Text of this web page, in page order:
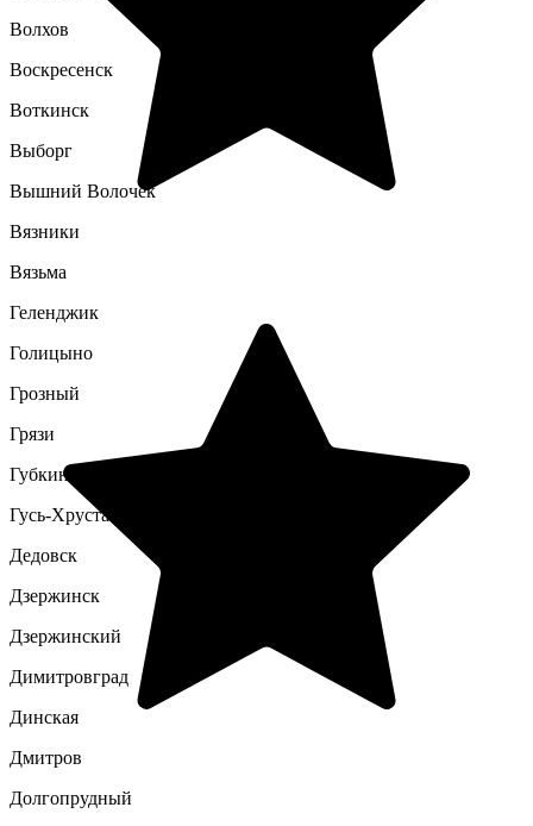
Волхов
Воскресенск
Воткинск
Выборг
Вышний Волочек
Вязники
Вязьма
Геленджик
Голицыно
Грозный
Грязи
Губкин
Гусь-Хрустальный
Дедовск
Дзержинск
Дзержинский
Димитровград
Динская
Дмитров
Долгопрудный